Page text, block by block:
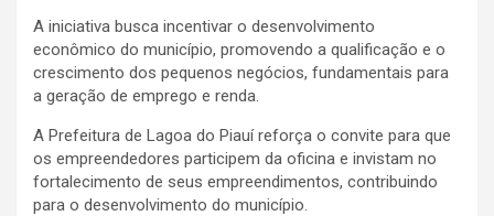
A iniciativa busca incentivar o desenvolvimento
econômico do município, promovendo a qualificação e o
crescimento dos pequenos negócios, fundamentais para
a geração de emprego e renda.
A Prefeitura de Lagoa do Piauí reforça o convite para que
os empreendedores participem da oficina e invistam no
fortalecimento de seus empreendimentos, contribuindo
para o desenvolvimento do município.